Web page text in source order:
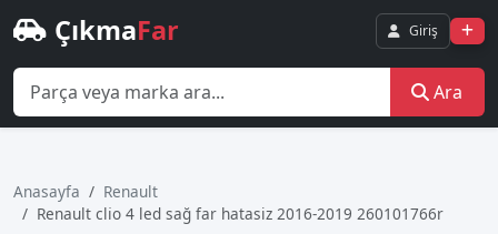
ÇıkmaFar Giriş
Ara
Anasayfa
Renault
Renault cli̇o 4 led sağ far hatasiz 2016-2019 260101766r